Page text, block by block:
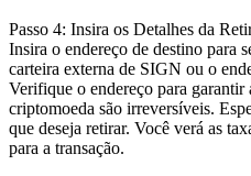
Passo 4: Insira os Detalhes da
Insira o endereço de destino para
carteira externa de SIGN ou o
Verifique o endereço para garantir
criptomoeda são irreversíveis.
que deseja retirar. Você verá as
para a transação.